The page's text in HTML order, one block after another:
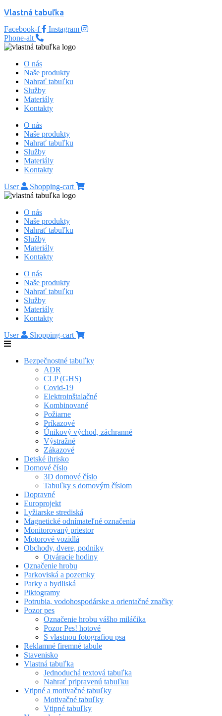
Vlastná tabuľka
Facebook-f
Instagram
Phone-alt
O nás
Naše produkty
Nahrať tabuľku
Služby
Materiály
Kontakty
O nás
Naše produkty
Nahrať tabuľku
Služby
Materiály
Kontakty
User
Shopping-cart
O nás
Naše produkty
Nahrať tabuľku
Služby
Materiály
Kontakty
O nás
Naše produkty
Nahrať tabuľku
Služby
Materiály
Kontakty
User
Shopping-cart
Bezpečnostné tabuľky
ADR
CLP (GHS)
Covid-19
Elektroinštalačné
Kombinované
Požiarne
Príkazové
Únikový východ, záchranné
Výstražné
Zákazové
Detské ihrisko
Domové číslo
3D domové číslo
Tabuľky s domovým číslom
Dopravné
Europrojekt
Lyžiarske strediská
Magnetické odnímateľné označenia
Monitorovaný priestor
Motorové vozidlá
Obchody, dvere, podniky
Otváracie hodiny
Označenie hrobu
Parkoviská a pozemky
Parky a bydliská
Piktogramy
Potrubia, vodohospodárske a orientačné značky
Pozor pes
Označenie hrobu vášho miláčika
Pozor Pes! hotové
S vlastnou fotografiou psa
Reklamné firemné tabule
Stavenisko
Vlastná tabuľka
Jednoduchá textová tabuľka
Nahrať pripravenú tabuľku
Vtipné a motivačné tabuľky
Motivačné tabuľky
Vtipné tabuľky